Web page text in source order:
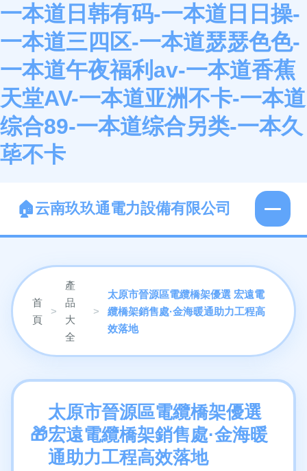
一本道日韩有码-一本道日日操-
一本道三四区-一本道瑟瑟色色-
一本道午夜福利av-一本道香蕉
天堂AV-一本道亚洲不卡-一本道
综合89-一本道综合另类-一本久
荜不卡
云南玖玖通電力設備有限公司
首
頁
>
產
品
大
全
>
太原市晉源區電纜橋架優選 宏遠電
纜橋架銷售處·金海暖通助力工程高
效落地
太原市晉源區電纜橋架優選
宏遠電纜橋架銷售處·金海暖
通助力工程高效落地